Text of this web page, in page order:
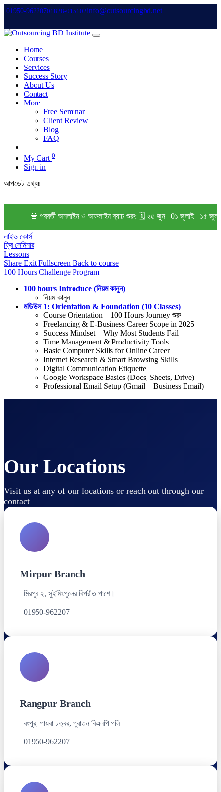
01950-96220701828-015102info@outsourcingbd.net
Home
Courses
Services
Success Story
About Us
Contact
More
Free Seminar
Client Review
Blog
FAQ
My Cart 0
Sign in
আপডেট তথ্যঃ
🚨 পরবর্তী অনলাইন ও অফলাইন ব্যাচ শুরু: 🗓️ ২৫ জুন | 0১ জুলাই | ১৫
লাইভ কোর্স
ফ্রি সেমিনার
Lessons
Share Exit Fullscreen Back to course
100 Hours Challenge Program
100 hours Introduce (নিয়ম কানুন)
নিয়ম কানুন
মডিউল 1: Orientation & Foundation (10 Classes)
Course Orientation – 100 Hours Journey শুরু
Freelancing & E-Business Career Scope in 2025
Success Mindset – Why Most Students Fail
Time Management & Productivity Tools
Basic Computer Skills for Online Career
Internet Research & Smart Browsing Skills
Digital Communication Etiquette
Google Workspace Basics (Docs, Sheets, Drive)
Professional Email Setup (Gmail + Business Email)
Our Locations
Visit us at any of our locations or reach out through our
contact
Mirpur Branch
মিরপুর ২, সুইমিংপুলের বিপরীত পাশে।
01950-962207
Rangpur Branch
রংপুর, পায়রা চত্বর, পুরাতন বিএনপি গলি
01950-962207